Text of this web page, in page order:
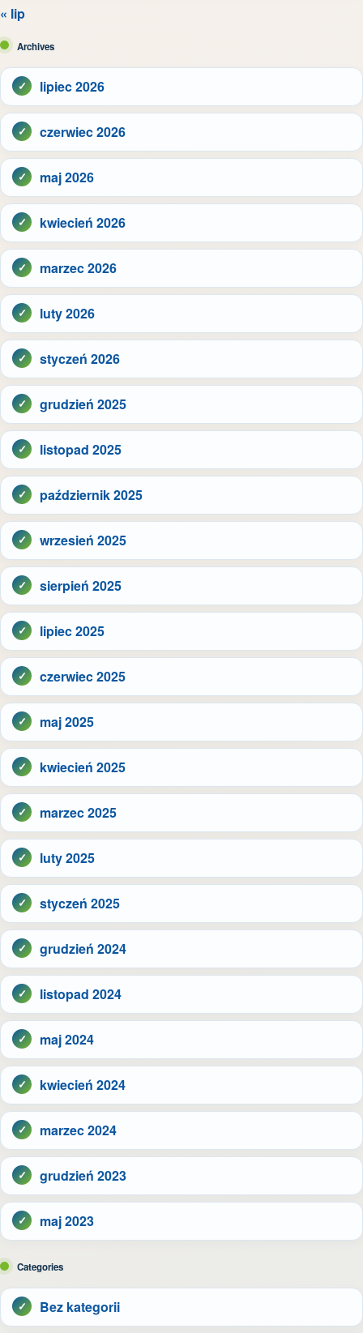
« lip
Archives
lipiec 2026
czerwiec 2026
maj 2026
kwiecień 2026
marzec 2026
luty 2026
styczeń 2026
grudzień 2025
listopad 2025
październik 2025
wrzesień 2025
sierpień 2025
lipiec 2025
czerwiec 2025
maj 2025
kwiecień 2025
marzec 2025
luty 2025
styczeń 2025
grudzień 2024
listopad 2024
maj 2024
kwiecień 2024
marzec 2024
grudzień 2023
maj 2023
Categories
Bez kategorii